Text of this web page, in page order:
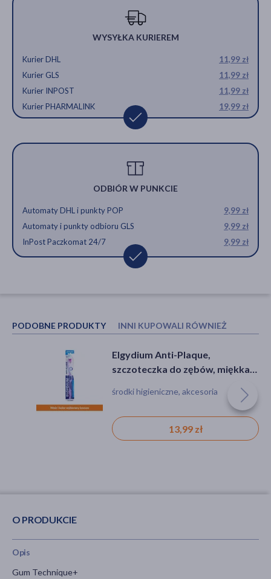
WYSYŁKA KURIEREM
Kurier DHL
11,99 zł
Kurier GLS
11,99 zł
Kurier INPOST
11,99 zł
Kurier PHARMALINK
19,99 zł
ODBIÓR W PUNKCIE
Automaty DHL i punkty POP
9,99 zł
Automaty i punkty odbioru GLS
9,99 zł
InPost Paczkomat 24/7
9,99 zł
PODOBNE PRODUKTY INNI KUPOWALI RÓWNIEŻ
Elgydium Anti-Plaque,
szczoteczka do zębów, miękka,
środki higieniczne, akcesoria
13,99 zł
Gum Paroex 0.12% CHX, pasta
do zębów, krwawiące dziąsła, 75
pasta, nieświeży oddech, parodontoza,
próchnica, kamień, nadwrażliwość
19,79 zł
O PRODUKCIE
Opis
Gum Technique+